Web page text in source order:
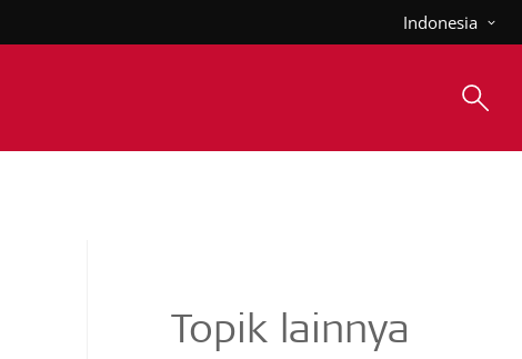
Indonesia
Topik lainnya